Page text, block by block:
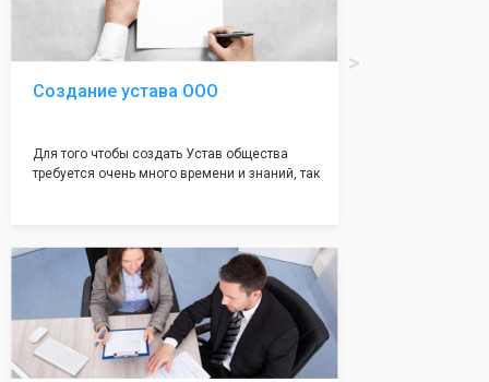
юристов позволяет оформлять заявление без
ошибок, тем самым гарантируя вам
успешную регистрацию в налоговой
Создание устава ООО
Для того чтобы создать Устав общества
требуется очень много времени и знаний, так
Наша компания предоставит вам свой
уникальный Устав Общества, который
подойдет для любой компании. Устав,
сделанный нашими профессиональными
юристами, успешно проходит регистрацию в
налоговой инспекции!